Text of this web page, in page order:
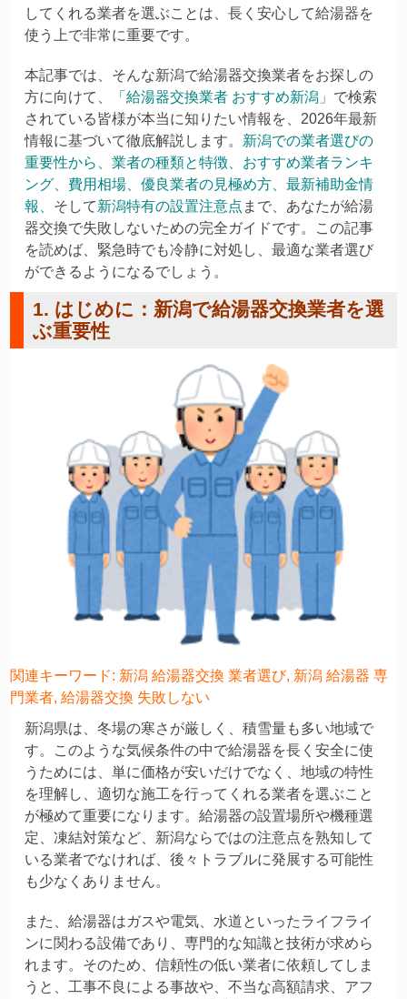
してくれる業者を選ぶことは、長く安心して給湯器を
使う上で非常に重要です。
本記事では、そんな新潟で給湯器交換業者をお探しの
方に向けて、
「給湯器交換業者 おすすめ新潟」 で検索
されている皆様が本当に知りたい情報を、2026年最新
情報に基づいて徹底解説します。 新潟での業者選びの
重要性から、業者の種類と特徴
おすすめ業者ランキ
ング
費用相場 、優良業者の見極め方 、最新補助金情
報
そして新潟特有の設置注意点 まで、あなたが給湯
器交換で失敗しないための完全ガイドです。この記事
を読めば、緊急時でも冷静に対処し、最適な業者選び
ができるようになるでしょう。
1. はじめに：新潟で給湯器交換業者を選
ぶ重要性
関連キーワード: 新潟 給湯器交換 業者選び, 新潟 給湯器 専
門業者, 給湯器交換 失敗しない
新潟県は、冬場の寒さが厳しく、積雪量も多い地域で
す。このような気候条件の中で給湯器を長く安全に使
うためには、単に価格が安いだけでなく、地域の特性
を理解し、適切な施工を行ってくれる業者を選ぶこと
が極めて重要になります。給湯器の設置場所や機種選
定、凍結対策など、新潟ならではの注意点を熟知して
いる業者でなければ、後々トラブルに発展する可能性
も少なくありません。
また、給湯器はガスや電気、水道といったライフライ
ンに関わる設備であり、専門的な知識と技術が求めら
れます。そのため、信頼性の低い業者に依頼してしま
うと、工事不良による事故や、不当な高額請求、アフ